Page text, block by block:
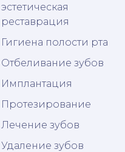
эстетическая
реставрация
Гигиена полости рта
Отбеливание зубов
Имплантация
Протезирование
Лечение зубов
Удаление зубов